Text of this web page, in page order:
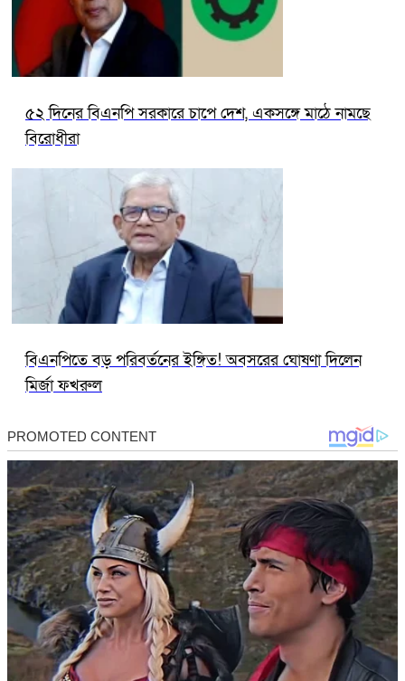
৫২ দিনের বিএনপি সরকারে চাপে দেশ, একসঙ্গে মাঠে নামছে
বিরোধীরা
বিএনপিতে বড় পরিবর্তনের ইঙ্গিত! অবসরের ঘোষণা দিলেন
মির্জা ফখরুল